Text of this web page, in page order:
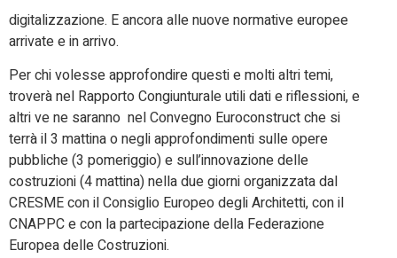
digitalizzazione. E ancora alle nuove normative europee
arrivate e in arrivo.
Per chi volesse approfondire questi e molti altri temi,
troverà nel Rapporto Congiunturale utili dati e riflessioni, e
altri ve ne saranno nel Convegno Euroconstruct che si
terrà il 3 mattina o negli approfondimenti sulle opere
pubbliche (3 pomeriggio) e sull’innovazione delle
costruzioni (4 mattina) nella due giorni organizzata dal
CRESME con il Consiglio Europeo degli Architetti, con il
CNAPPC e con la partecipazione della Federazione
Europea delle Costruzioni.